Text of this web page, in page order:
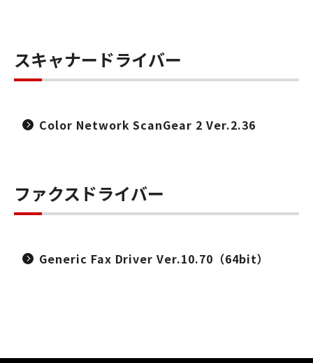
スキャナードライバー
Color Network ScanGear 2 Ver.2.36
ファクスドライバー
Generic Fax Driver Ver.10.70（64bit）